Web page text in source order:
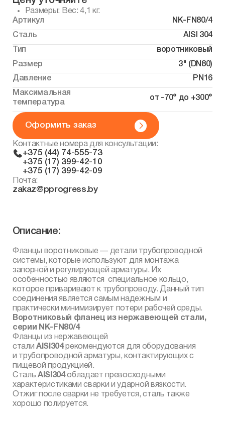
Размеры: Вес: 4,1 кг.
Артикул
NK-FN80/4
Сталь
AISI 304
Тип
воротниковый
Размер
3" (DN80)
Давление
PN16
Максимальная
температура
от -70° до +300°
Оформить заказ
Контактные номера для консультации:
+375 (44) 74-555-73
+375 (17) 399-42-10
+375 (17) 399-42-09
Почта:
zakaz@pprogress.by
Описание:
Фланцы воротниковые — детали трубопроводной
системы, которые используют для монтажа
запорной и регулирующей арматуры. Их
особенностью являются специальное кольцо,
которое приваривают к трубопроводу. Данный тип
соединения является самым надежным и
практически минимизирует потери рабочей среды.
Воротниковый фланец из нержавеющей стали,
серии NK-FN80/4
Фланцы из нержавеющей
стали AISI304рекомендуются для оборудования
и трубопроводной арматуры, контактирующих с
пищевой продукцией.
Сталь AISI304обладает превосходными
характеристиками сварки и ударной вязкости.
Отжиг после сварки не требуется, сталь также
хорошо полируется.